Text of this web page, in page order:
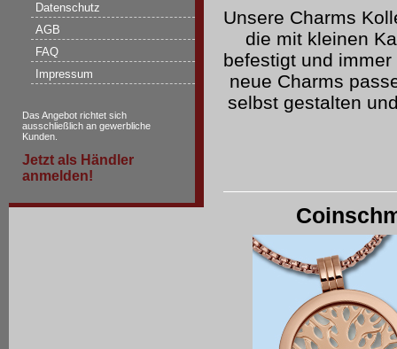
Datenschutz
AGB
FAQ
Impressum
Das Angebot richtet sich
ausschließlich an gewerbliche
Kunden.
Jetzt als Händler
anmelden!
Unsere Charms
die mit kleinen
befestigt und
neue Charms
selbst gestalten